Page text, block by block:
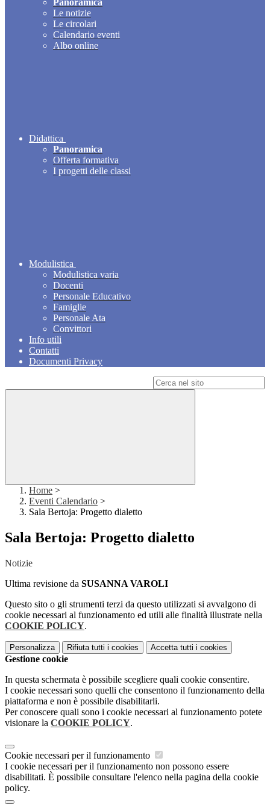
Panoramica
Le notizie
Le circolari
Calendario eventi
Albo online
Didattica
Panoramica
Offerta formativa
I progetti delle classi
Modulistica
Modulistica varia
Docenti
Personale Educativo
Famiglie
Personale Ata
Convittori
Info utili
Contatti
Documenti Privacy
Home >
Eventi Calendario >
Sala Bertoja: Progetto dialetto
Sala Bertoja: Progetto dialetto
Notizie
Ultima revisione da SUSANNA VAROLI
Questo sito o gli strumenti terzi da questo utilizzati si avvalgono di
cookie necessari al funzionamento ed utili alle finalità illustrate nella
COOKIE POLICY.
Personalizza Rifiuta tutti i cookies Accetta tutti i cookies
Gestione cookie
In questa schermata è possibile scegliere quali cookie consentire.
I cookie necessari sono quelli che consentono il funzionamento della
piattaforma e non è possibile disabilitarli.
Per conoscere quali sono i cookie necessari al funzionamento potete
visionare la COOKIE POLICY.
Cookie necessari per il funzionamento
I cookie necessari per il funzionamento non possono essere
disabilitati. È possibile consultare l'elenco nella pagina della cookie
policy.